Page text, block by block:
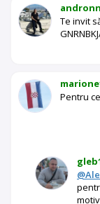
Te invit
Pentru